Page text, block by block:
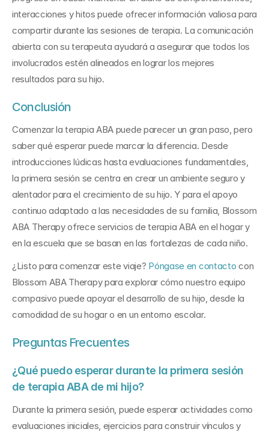
interacciones y hitos puede ofrecer información valiosa para
compartir durante las sesiones de terapia. La comunicación
abierta con su terapeuta ayudará a asegurar que todos los
involucrados estén alineados en lograr los mejores
resultados para su hijo.
Conclusión
Comenzar la terapia ABA puede parecer un gran paso, pero
saber qué esperar puede marcar la diferencia. Desde
introducciones lúdicas hasta evaluaciones fundamentales,
la primera sesión se centra en crear un ambiente seguro y
alentador para el crecimiento de su hijo. Y para el apoyo
continuo adaptado a las necesidades de su familia, Blossom
ABA Therapy ofrece servicios de terapia ABA en el hogar y
en la escuela que se basan en las fortalezas de cada niño.
¿Listo para comenzar este viaje? Póngase en contacto con
Blossom ABA Therapy para explorar cómo nuestro equipo
compasivo puede apoyar el desarrollo de su hijo, desde la
comodidad de su hogar o en un entorno escolar.
Preguntas Frecuentes
¿Qué puedo esperar durante la primera sesión
de terapia ABA de mi hijo?
Durante la primera sesión, puede esperar actividades como
evaluaciones iniciales, ejercicios para construir vínculos y